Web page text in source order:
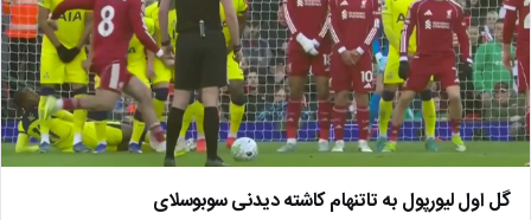
گل اول لیورپول به تاتنهام کاشته دیدنی سوبوسلای